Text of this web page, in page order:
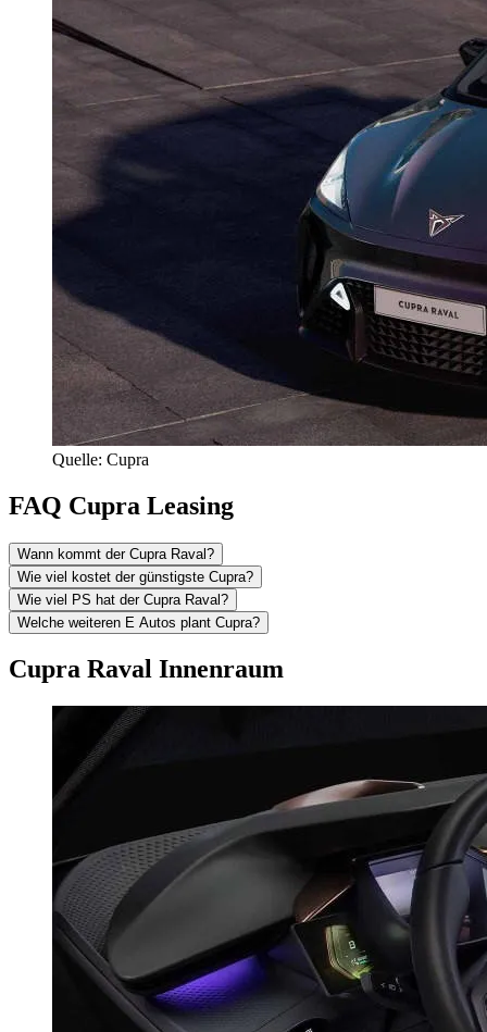
Quelle: Cupra
FAQ Cupra Leasing
Wann kommt der Cupra Raval?
Wie viel kostet der günstigste Cupra?
Wie viel PS hat der Cupra Raval?
Welche weiteren E Autos plant Cupra?
Cupra Raval Innenraum